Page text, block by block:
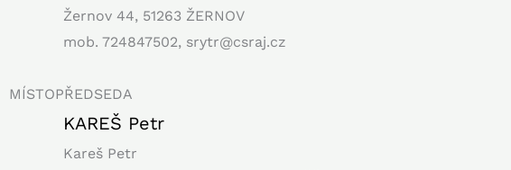
Žernov 44, 51263 ŽERNOV
mob. 724847502, srytr@csraj.cz
MÍSTOPŘEDSEDA
KAREŠ Petr
Kareš Petr